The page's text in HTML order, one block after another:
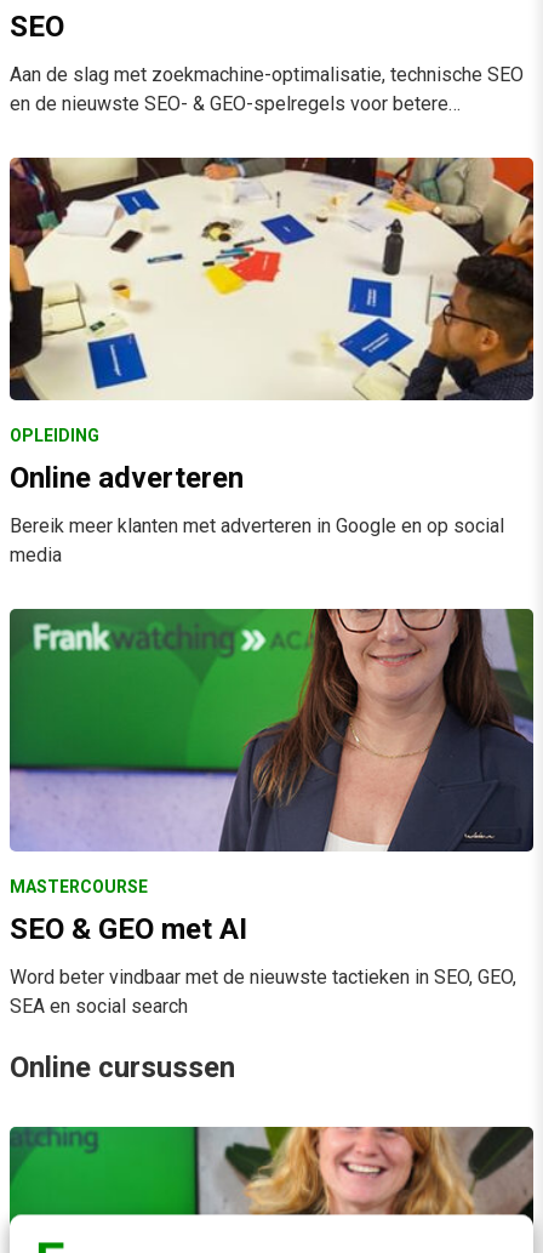
SEO
Aan de slag met zoekmachine-optimalisatie, technische SEO
en de nieuwste SEO- & GEO-spelregels voor betere…
OPLEIDING
Online adverteren
Bereik meer klanten met adverteren in Google en op social
media
MASTERCOURSE
SEO & GEO met AI
Word beter vindbaar met de nieuwste tactieken in SEO, GEO,
SEA en social search
Online cursussen